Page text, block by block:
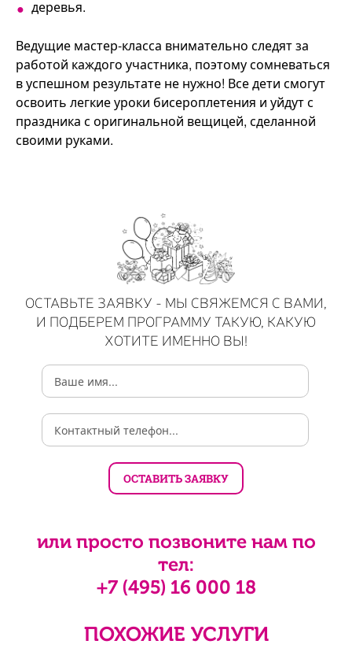
деревья.
Ведущие мастер-класса внимательно следят за
работой каждого участника, поэтому сомневаться
в успешном результате не нужно! Все дети смогут
освоить легкие уроки бисероплетения и уйдут с
праздника с оригинальной вещицей, сделанной
своими руками.
ОСТАВЬТЕ ЗАЯВКУ - МЫ СВЯЖЕМСЯ С ВАМИ,
И ПОДБЕРЕМ ПРОГРАММУ ТАКУЮ, КАКУЮ
ХОТИТЕ ИМЕННО ВЫ!
или просто позвоните нам по
тел:
+7 (495) 16 000 18
ПОХОЖИЕ УСЛУГИ